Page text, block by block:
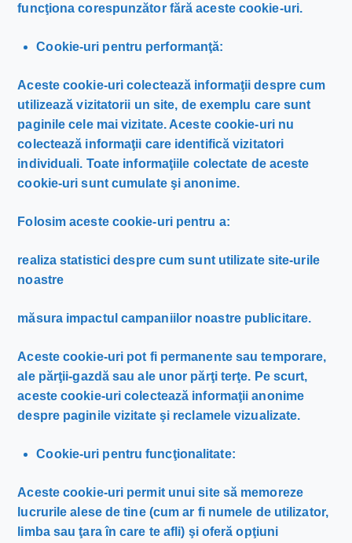
funcţiona corespunzător fără aceste cookie-uri.
Cookie-uri pentru performanţă:
Aceste cookie-uri colectează informaţii despre cum
utilizează vizitatorii un site, de exemplu care sunt
paginile cele mai vizitate. Aceste cookie-uri nu
colectează informaţii care identifică vizitatori
individuali. Toate informaţiile colectate de aceste
cookie-uri sunt cumulate şi anonime.
Folosim aceste cookie-uri pentru a:
realiza statistici despre cum sunt utilizate site-urile
noastre
măsura impactul campaniilor noastre publicitare.
Aceste cookie-uri pot fi permanente sau temporare,
ale părţii-gazdă sau ale unor părţi terţe. Pe scurt,
aceste cookie-uri colectează informaţii anonime
despre paginile vizitate şi reclamele vizualizate.
Cookie-uri pentru funcţionalitate:
Aceste cookie-uri permit unui site să memoreze
lucrurile alese de tine (cum ar fi numele de utilizator,
limba sau ţara în care te afli) şi oferă opţiuni